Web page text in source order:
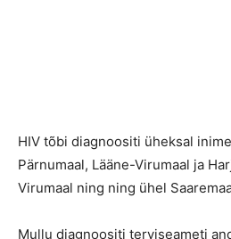
HIV tõbi diagnoositi üheksal
Pärnumaal, Lääne-Virumaal ja
Virumaal ning ning ühel
Mullu diagnoositi terviseameti